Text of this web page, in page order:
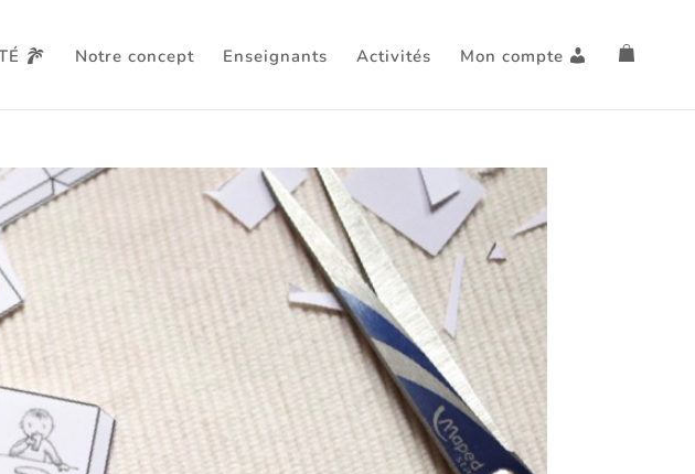
Notre concept Enseignants Activités Mon compte